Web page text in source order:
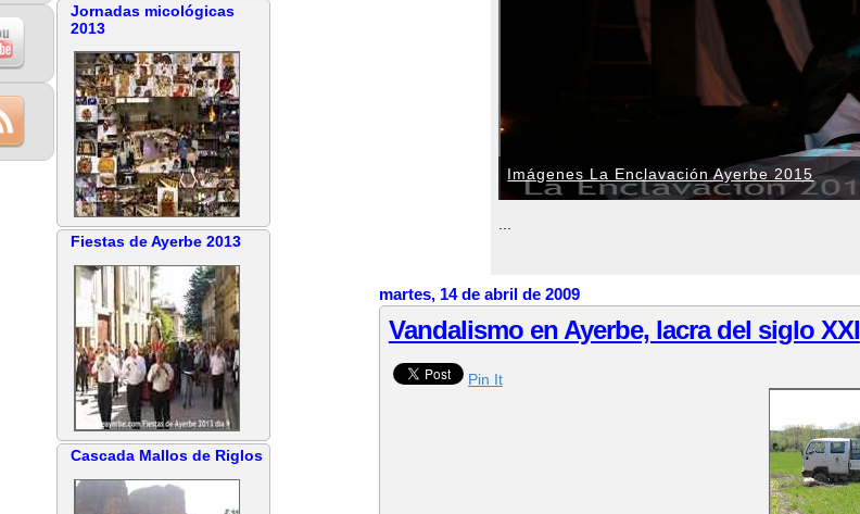
Imágenes La Enclavación Ayerbe 2015
martes, 14 de abril de 2009
Vandalismo en Ayerbe, lacra del siglo XXI
Pin It
Jornadas micológicas
2013
Fiestas de Ayerbe 2013
Cascada Mallos de Riglos